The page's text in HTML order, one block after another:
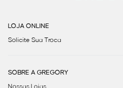
LOJA ONLINE
Solicite Sua Troca
SOBRE A GREGORY